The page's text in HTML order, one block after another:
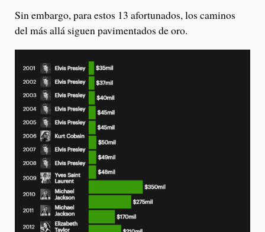
Sin embargo, para estos 13 afortunados, los caminos
del más allá siguen pavimentados de oro.